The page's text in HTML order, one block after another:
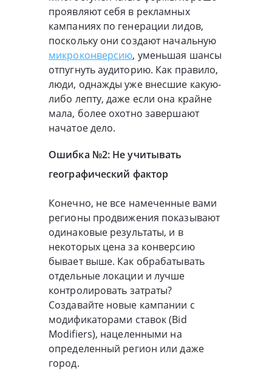
проявляют себя в рекламных
кампаниях по генерации лидов,
поскольку они создают начальную
микроконверсию, уменьшая шансы
отпугнуть аудиторию. Как правило,
люди, однажды уже внесшие какую-
либо лепту, даже если она крайне
мала, более охотно завершают
начатое дело.
Ошибка №2: Не учитывать
географический фактор
Конечно, не все намеченные вами
регионы продвижения показывают
одинаковые результаты, и в
некоторых цена за конверсию
бывает выше. Как обрабатывать
отдельные локации и лучше
контролировать затраты?
Создавайте новые кампании с
модификаторами ставок (Bid
Modifiers), нацеленными на
определенный регион или даже
город.